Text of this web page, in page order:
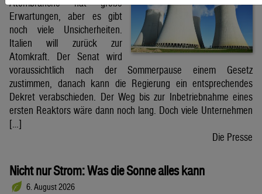
Atombranche hat große
Erwartungen, aber es gibt
noch viele Unsicherheiten.
Italien will zurück zur
Atomkraft. Der Senat wird
voraussichtlich nach der Sommerpause einem Gesetz
zustimmen, danach kann die Regierung ein entsprechendes
Dekret verabschieden. Der Weg bis zur Inbetriebnahme eines
ersten Reaktors wäre dann noch lang. Doch viele Unternehmen
[…]
Die Presse
Nicht nur Strom: Was die Sonne alles kann
6. August 2026